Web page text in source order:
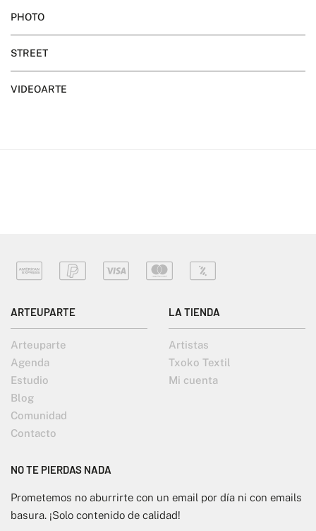
PHOTO
STREET
VIDEOARTE
ARTEUPARTE
Arteuparte
Agenda
Estudio
Blog
Comunidad
Contacto
LA TIENDA
Artistas
Txoko Textil
Mi cuenta
NO TE PIERDAS NADA
Prometemos no aburrirte con un email por día ni con emails
basura. ¡Solo contenido de calidad!